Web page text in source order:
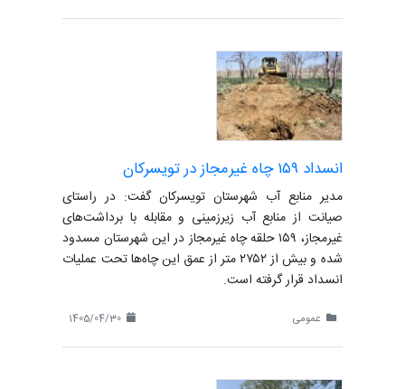
انسداد ۱۵۹ چاه غیرمجاز در تویسرکان
مدیر منابع آب شهرستان تویسرکان گفت: در راستای
صیانت از منابع آب زیرزمینی و مقابله با برداشت‌های
غیرمجاز، ۱۵۹ حلقه چاه غیرمجاز در این شهرستان مسدود
شده و بیش از ۲۷۵۲ متر از عمق این چاه‌ها تحت عملیات
انسداد قرار گرفته است.
عمومی